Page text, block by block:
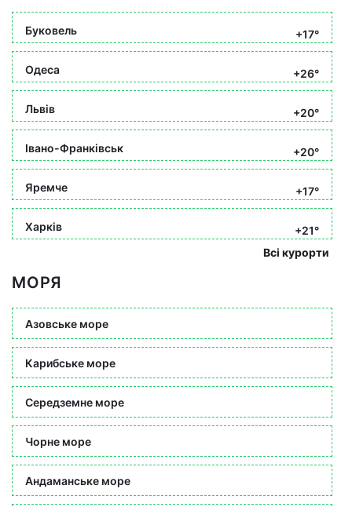
Буковель +17°
Одеса +26°
Львів +20°
Івано-Франківськ +20°
Яремче +17°
Харків
+21°
Всі курорти
МОРЯ
Азовське море
Карибське море
Середземне море
Чорне море
Андаманське море